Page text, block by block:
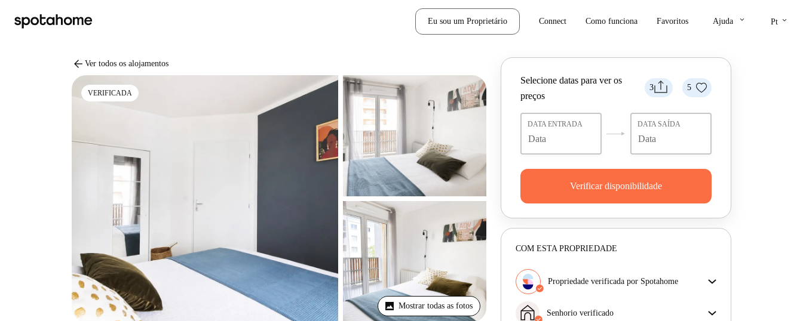
Eu sou um Proprietário Connect Como funciona Favoritos Ajuda keyboard_arrow_down Pt keyboard_arrow_down
arrow_back Ver todos os alojamentos
VERIFICADA
Mostrar todas as fotos
3 5
Selecione datas para ver os
preços
DATA ENTRADA DATA SAÍDA
Verificar disponibilidade
COM ESTA PROPRIEDADE
Propriedade verificada por Spotahome
obténs exatamente o que vês no anúncio.
Senhorio verificado